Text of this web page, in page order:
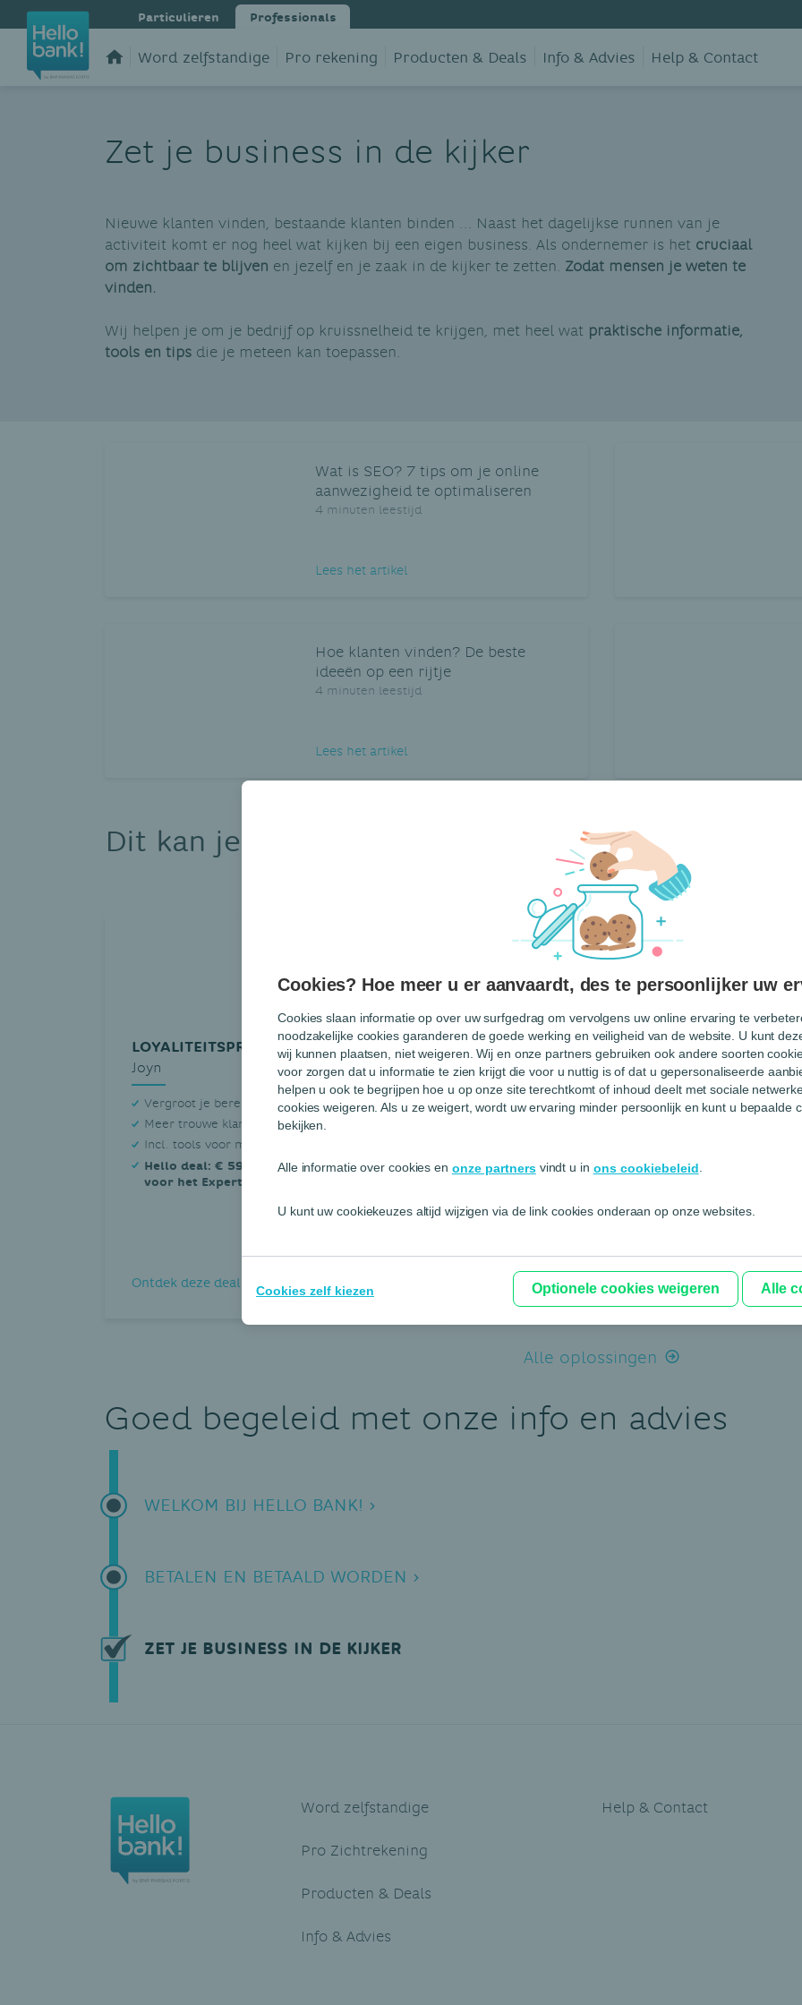
Particulieren Professionals
Word zelfstandige Pro rekening Producten & Deals Info & Advies Help & Contact
Zet je business in de kijker
Nieuwe klanten vinden, bestaande klanten binden … Naast het dagelijkse runnen van je
activiteit komt er nog heel wat kijken bij een eigen business. Als ondernemer is het cruciaal
om zichtbaar te blijven en jezelf en je zaak in de kijker te zetten. Zodat mensen je weten te
vinden.
Wij helpen je om je bedrijf op kruissnelheid te krijgen, met heel wat praktische informatie,
tools en tips die je meteen kan toepassen.
Wat is SEO? 7 tips om je online
aanwezigheid te optimaliseren
4 minuten leestijd
Lees het artikel
Hoe klanten vinden? De beste
ideeën op een rijtje
4 minuten leestijd
Lees het artikel
Dit kan je interesseren
LOYALITEITSPROGRAMMA
Joyn
Vergroot je bereik en klantenbestand
Meer trouwe klanten en meer omzet
Incl. tools voor marketingcampagnes
Hello deal: € 59,95 ipv € 79,95/maand
voor het Expert-abonnement
Ontdek deze deal
CREËER EN BEHEER JE ONLINE
AANWEZIGHEID
CentralApp
Eenvoudig en intuïtief: er is geen enkele
Vanaf 0 euro
Ontdek deze deal
Alle oplossingen
Goed begeleid met onze info en advies
WELKOM BIJ HELLO BANK!
BETALEN EN BETAALD WORDEN
ZET JE BUSINESS IN DE KIJKER
Word zelfstandige
Pro Zichtrekening
Producten & Deals
Info & Advies
Help & Contact
Cookies? Hoe meer u er aanvaardt, des te persoonlijker uw
Cookies slaan informatie op over uw surfgedrag om vervolgens uw online ervaring te
noodzakelijke cookies garanderen de goede werking en veiligheid van de website. U kunt
wij kunnen plaatsen, niet weigeren. Wij en onze partners gebruiken ook andere soorten
voor zorgen dat u informatie te zien krijgt die voor u nuttig is of dat u gepersonaliseerde
helpen u ook te begrijpen hoe u op onze site terechtkomt of inhoud deelt met sociale
cookies weigeren. Als u ze weigert, wordt uw ervaring minder persoonlijk en kunt u bepaalde
bekijken.
Alle informatie over cookies en onze partnersvindt u in ons cookiebeleid
U kunt uw cookiekeuzes altijd wijzigen via de link cookies onderaan op onze websites.
Cookies zelf kiezen Optionele cookies weigeren Alle